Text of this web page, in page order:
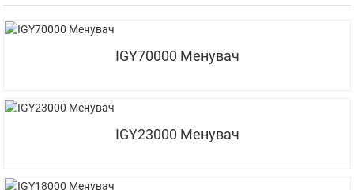
IGY70000 Менувач
IGY23000 Менувач